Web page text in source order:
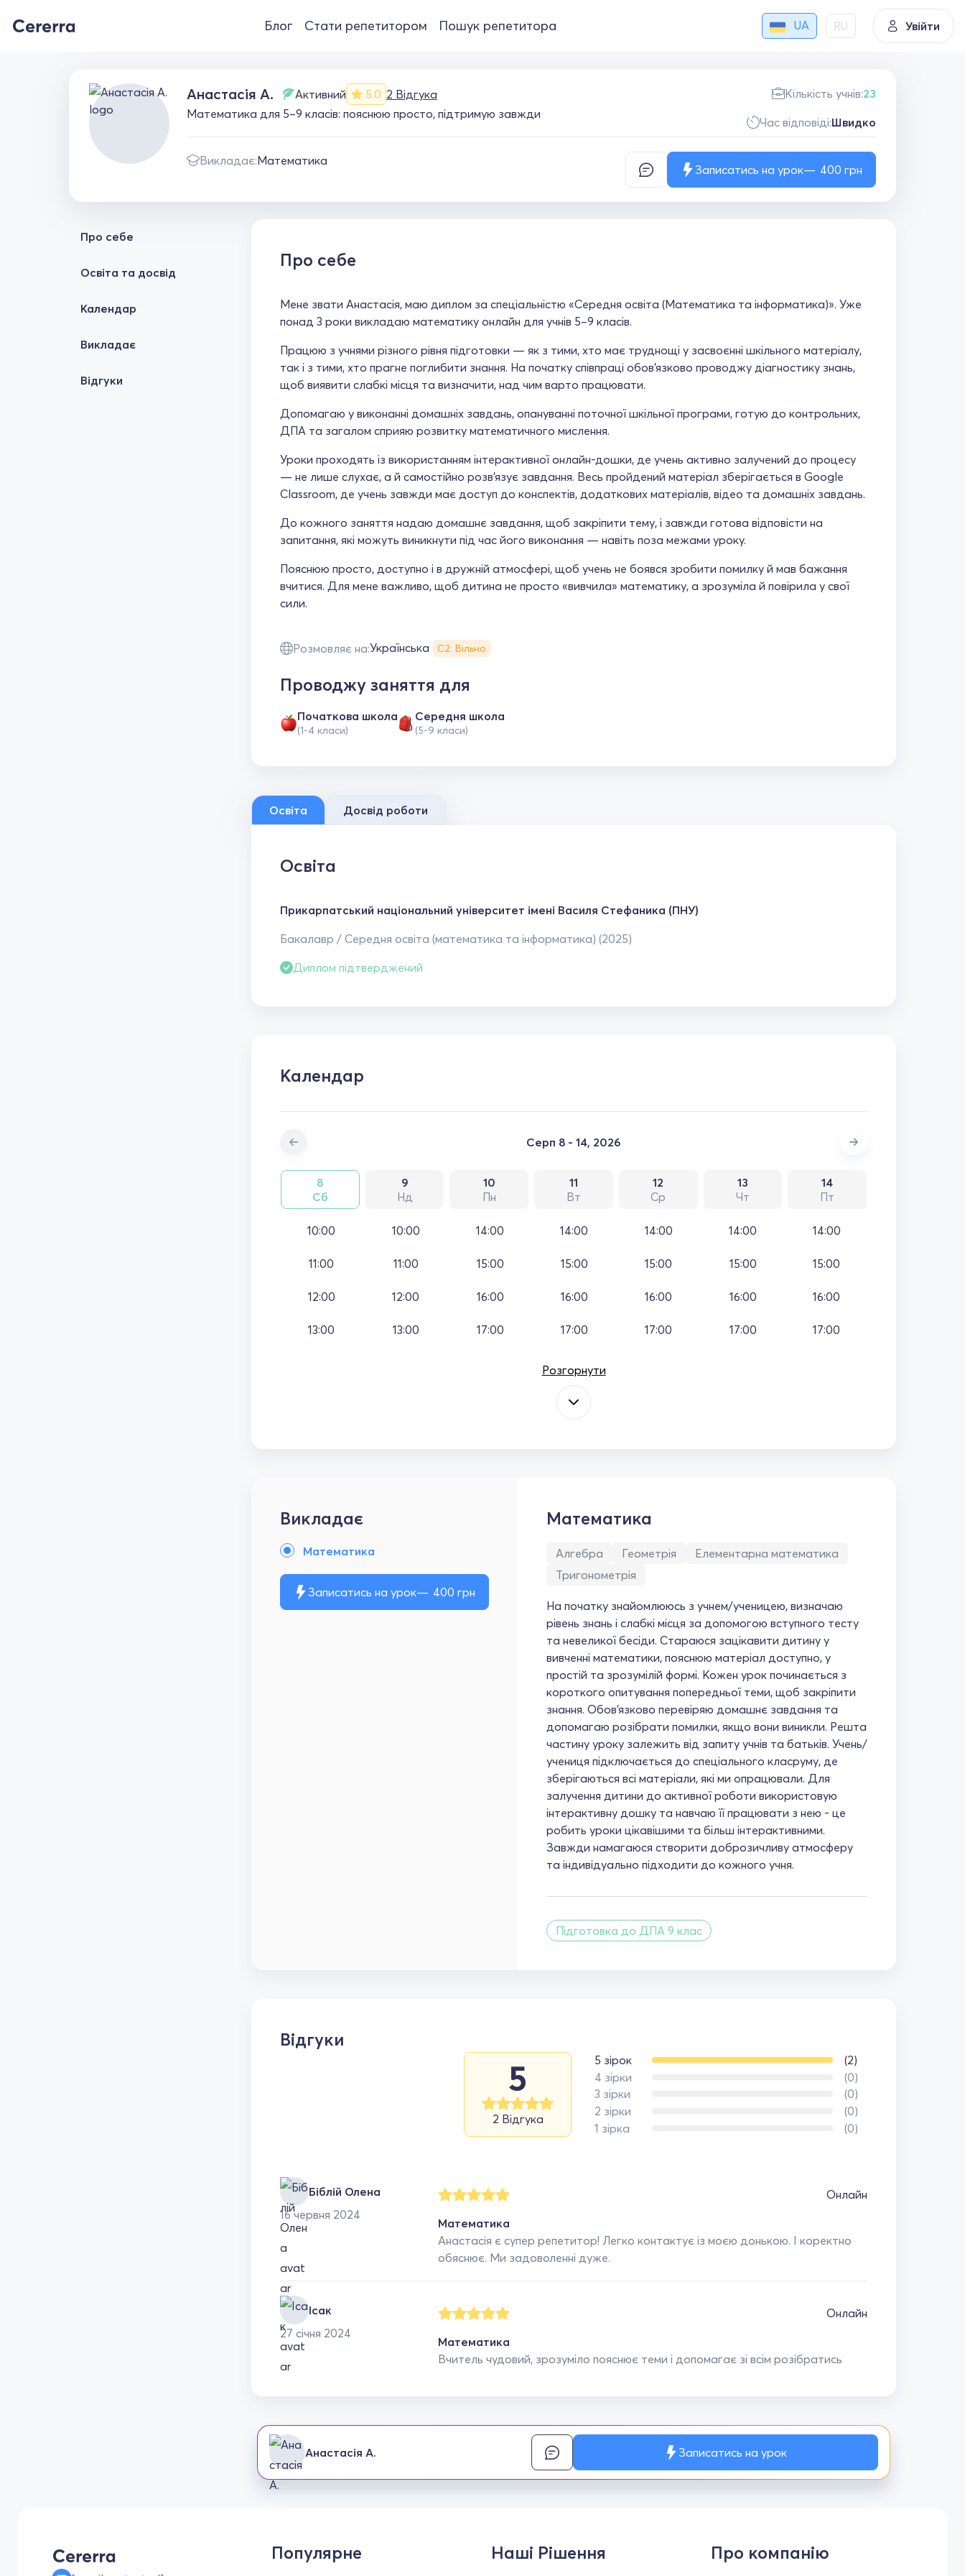
Блог Стати репетитором Пошук репетитора UA RU Увійти
Анастасія А. Активний 5.0 2 Відгука
Математика для 5–9 класів: пояснюю просто, підтримую завжди
Викладає:Математика
Кількість учнів:23
Час відповіді:Швидко
Записатись на урок 400 грн
Про себе
Освіта та досвід
Календар
Викладає
Відгуки
Про себе
Мене звати Анастасія, маю диплом за спеціальністю «Середня освіта (Математика та інформатика)». Уже
понад 3 роки викладаю математику онлайн для учнів 5–9 класів.
Працюю з учнями різного рівня підготовки — як з тими, хто має труднощі у засвоєнні шкільного матеріалу,
так і з тими, хто прагне поглибити знання. На початку співпраці обов’язково проводжу діагностику знань,
щоб виявити слабкі місця та визначити, над чим варто працювати.
Допомагаю у виконанні домашніх завдань, опануванні поточної шкільної програми, готую до контрольних,
ДПА та загалом сприяю розвитку математичного мислення.
Уроки проходять із використанням інтерактивної онлайн-дошки, де учень активно залучений до процесу
— не лише слухає, а й самостійно розв’язує завдання. Весь пройдений матеріал зберігається в Google
Classroom, де учень завжди має доступ до конспектів, додаткових матеріалів, відео та домашніх завдань.
До кожного заняття надаю домашнє завдання, щоб закріпити тему, і завжди готова відповісти на
запитання, які можуть виникнути під час його виконання — навіть поза межами уроку.
Пояснюю просто, доступно і в дружній атмосфері, щоб учень не боявся зробити помилку й мав бажання
вчитися. Для мене важливо, щоб дитина не просто «вивчила» математику, а зрозуміла й повірила у свої
сили.
Розмовляє на:Українська С2: Вільно
Проводжу заняття для
Початкова школа
(1-4 класи)
Середня школа
(5-9 класи)
Освіта Досвід роботи
Освіта
Прикарпатський національний університет імені Василя Стефаника (ПНУ)
Бакалавр / Середня освіта (математика та інформатика) (2025)
Диплом підтверджений
Календар
Серп 8 - 14, 2026
8
Сб
9
Нд
10
Пн
11
Вт
12
Ср
13
Чт
14
Пт
10:00
11:00
12:00
13:00
10:00
11:00
12:00
13:00
14:00
15:00
16:00
17:00
14:00
15:00
16:00
17:00
14:00
15:00
16:00
17:00
14:00
15:00
16:00
17:00
14:00
15:00
16:00
17:00
Розгорнути
Викладає
Математика
Записатись на урок 400 грн
Математика
Алгебра Геометрія
Елементарна математика
Тригонометрія
На початку знайомлююсь з учнем/ученицею, визначаю
рівень знань і слабкі місця за допомогою вступного тесту
та невеликої бесіди. Стараюся зацікавити дитину у
вивченні математики, пояснюю матеріал доступно, у
простій та зрозумілій формі. Кожен урок починається з
короткого опитування попередньої теми, щоб закріпити
знання. Обов'язково перевіряю домашнє завдання та
допомагаю розібрати помилки, якщо вони виникли. Решта
частину уроку залежить від запиту учнів та батьків. Учень/
учениця підключається до спеціального класруму, де
зберігаються всі матеріали, які ми опрацювали. Для
залучення дитини до активної роботи використовую
інтерактивну дошку та навчаю її працювати з нею - це
робить уроки цікавішими та більш інтерактивними.
Завжди намагаюся створити доброзичливу атмосферу
та індивідуально підходити до кожного учня.
Підготовка до ДПА 9 клас
Відгуки
5
2 Відгука
5 зірок
(2)
4 зірки
(0)
3 зірки
(0)
2 зірки
(0)
1 зірка
(0)
Біблій Олена
16 червня 2024
Онлайн
Математика
Анастасія є супер репетитор! Легко контактує із моєю донькою. І коректно
обяснює. Ми задоволенні дуже.
Ісак
27 січня 2024
Онлайн
Математика
Вчитель чудовий, зрозуміло пояснює теми і допомагає зі всім розібратись
Анастасія А. Записатись на урок
Популярне Наші Рішення Про компанію